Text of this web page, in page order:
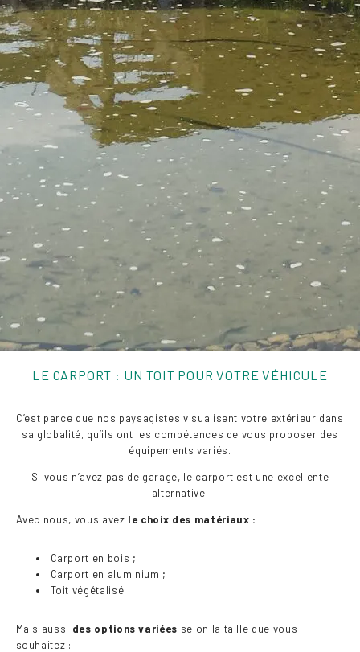
LE CARPORT : UN TOIT POUR VOTRE VÉHICULE
C’est parce que nos paysagistes visualisent votre extérieur dans
sa globalité, qu’ils ont les compétences de vous proposer des
équipements variés.
Si vous n’avez pas de garage, le carport est une excellente
alternative.
Avec nous, vous avez le choix des matériaux :
Carport en bois ;
Carport en aluminium ;
Toit végétalisé.
Mais aussi des options variées selon la taille que vous
souhaitez :